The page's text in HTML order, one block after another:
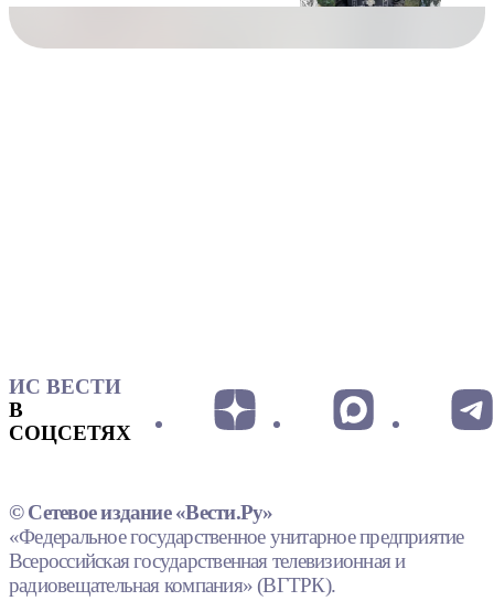
ИС ВЕСТИ
В
СОЦСЕТЯХ
© Сетевое издание «Вести.Ру»
«Федеральное государственное унитарное предприятие
Всероссийская государственная телевизионная и
радиовещательная компания» (ВГТРК).